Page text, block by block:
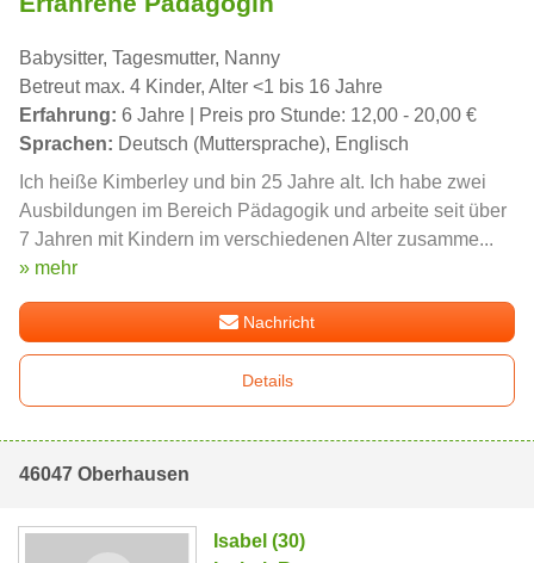
Babysitter, Tagesmutter, Nanny
Betreut max. 4 Kinder, Alter <1 bis 16 Jahre
Erfahrung: 6 Jahre | Preis pro Stunde: 12,00 - 20,00 €
Sprachen: Deutsch (Muttersprache), Englisch
Ich heiße Kimberley und bin 25 Jahre alt. Ich habe zwei
Ausbildungen im Bereich Pädagogik und arbeite seit über
7 Jahren mit Kindern im verschiedenen Alter zusamme...
» mehr
Nachricht
Details
46047 Oberhausen
Isabel (30)